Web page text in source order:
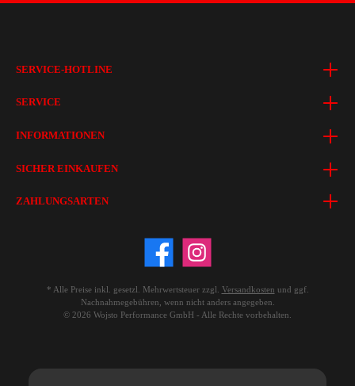
SERVICE-HOTLINE
SERVICE
INFORMATIONEN
SICHER EINKAUFEN
ZAHLUNGSARTEN
* Alle Preise inkl. gesetzl. Mehrwertsteuer zzgl. Versandkosten und ggf.
Nachnahmegebühren, wenn nicht anders angegeben.
© 2026 Wojsto Performance GmbH - Alle Rechte vorbehalten.